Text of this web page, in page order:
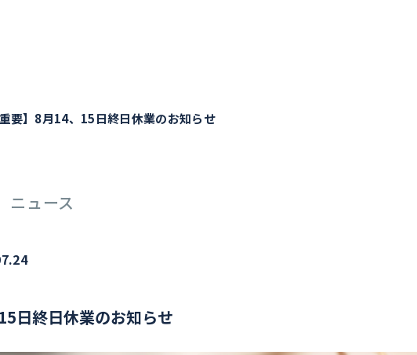
重要】8月14、15日終日休業のお知らせ
ニュース
日終日休業のお知らせ